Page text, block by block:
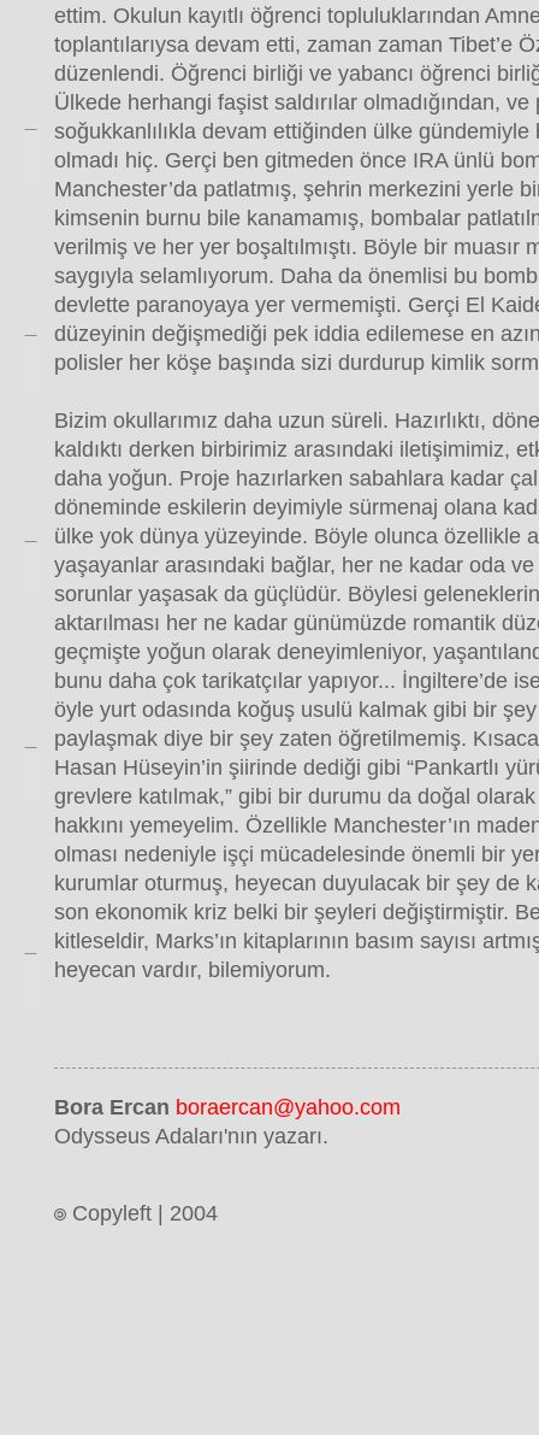
ettim. Okulun kayıtlı öğrenci topluluklarından
toplantılarıysa devam etti, zaman zaman Tibet’e
düzenlendi. Öğrenci birliği ve yabancı öğrenci
Ülkede herhangi faşist saldırılar olmadığından,
soğukkanlılıkla devam ettiğinden ülke gündemiyle
olmadı hiç. Gerçi ben gitmeden önce IRA ünlü
Manchester’da patlatmış, şehrin merkezini yerle
kimsenin burnu bile kanamamış, bombalar
verilmiş ve her yer boşaltılmıştı. Böyle bir muasır
saygıyla selamlıyorum. Daha da önemlisi bu
devlette paranoyaya yer vermemişti. Gerçi El
düzeyinin değişmediği pek iddia edilemese en
polisler her köşe başında sizi durdurup kimlik
Bizim okullarımız daha uzun süreli. Hazırlıktı,
kaldıktı derken birbirimiz arasındaki iletişimimiz,
daha yoğun. Proje hazırlarken sabahlara kadar
döneminde eskilerin deyimiyle sürmenaj olana
ülke yok dünya yüzeyinde. Böyle olunca özellikle
yaşayanlar arasındaki bağlar, her ne kadar oda ve
sorunlar yaşasak da güçlüdür. Böylesi
aktarılması her ne kadar günümüzde romantik
geçmişte yoğun olarak deneyimleniyor,
bunu daha çok tarikatçılar yapıyor... İngiltere’de
öyle yurt odasında koğuş usulü kalmak gibi bir
paylaşmak diye bir şey zaten öğretilmemiş.
Hasan Hüseyin’in şiirinde dediği gibi “Pankartlı
grevlere katılmak,” gibi bir durumu da doğal
hakkını yemeyelim. Özellikle Manchester’ın
olması nedeniyle işçi mücadelesinde önemli bir
kurumlar oturmuş, heyecan duyulacak bir şey de
son ekonomik kriz belki bir şeyleri değiştirmiştir.
kitleseldir, Marks’ın kitaplarının basım sayısı
heyecan vardır, bilemiyorum.
Bora Ercan boraercan@yahoo.com
Odysseus Adaları'nın yazarı.
Copyleft | 2004